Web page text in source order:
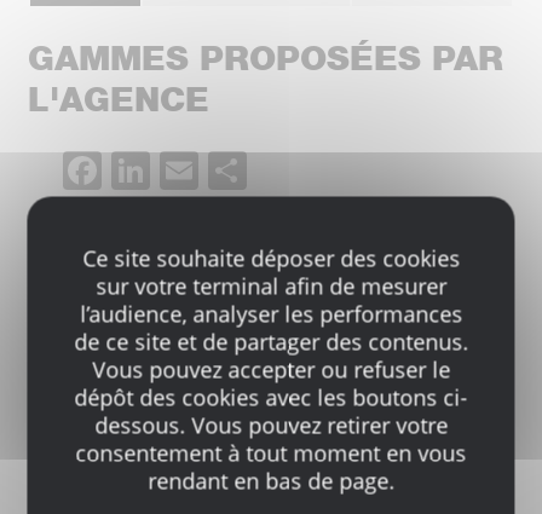
GAMMES PROPOSÉES PAR
L'AGENCE
Facebook
LinkedIn
EmailPartager
Aménagement extérieur
Couverture Gros Œuvre
Isolation Matériaux
Peinture
Ce site souhaite déposer des cookies
sur votre terminal afin de mesurer
l’audience, analyser les performances
de ce site et de partager des contenus.
Vous pouvez accepter ou refuser le
dépôt des cookies avec les boutons ci-
dessous. Vous pouvez retirer votre
consentement à tout moment en vous
rendant en bas de page.